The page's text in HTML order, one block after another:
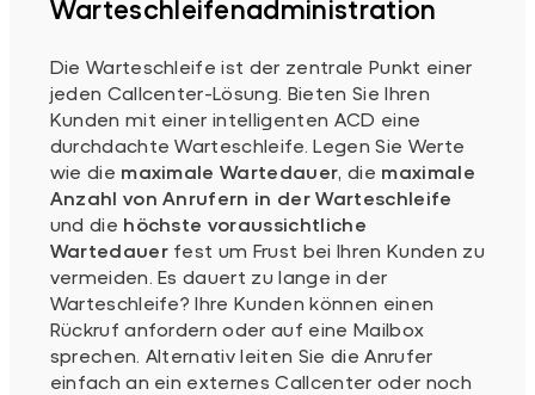
Warteschleifenadministration
Die Warteschleife ist der zentrale Punkt einer
jeden Callcenter-Lösung. Bieten Sie Ihren
Kunden mit einer intelligenten ACD eine
durchdachte Warteschleife. Legen Sie Werte
wie die maximale Wartedauer, die maximale
Anzahl von Anrufern in der Warteschleife
und die höchste voraussichtliche
Wartedauerfest um Frust bei Ihren Kunden zu
vermeiden. Es dauert zu lange in der
Warteschleife? Ihre Kunden können einen
Rückruf anfordern oder auf eine Mailbox
sprechen. Alternativ leiten Sie die Anrufer
einfach an ein externes Callcenter oder noch